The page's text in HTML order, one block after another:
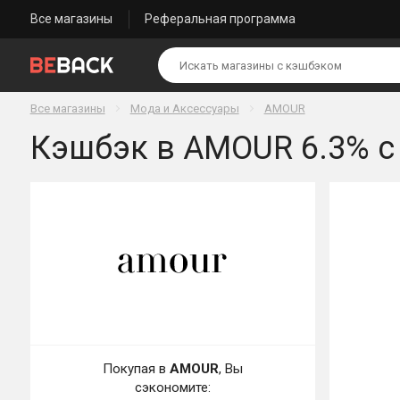
Все магазины Реферальная программа
Все магазины Мода и Аксессуары AMOUR
Кэшбэк в AMOUR 6.3%
Покупая в AMOUR, Вы
сэкономите: